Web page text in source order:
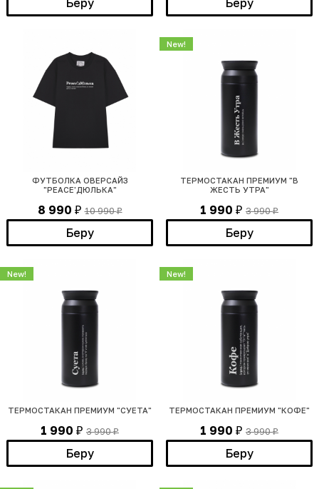
Беру Беру
ФУТБОЛКА ОВЕРСАЙЗ
"PEACE'ДЮЛЬКА"
8 990 ₽ 10 990₽
Беру
ТЕРМОСТАКАН ПРЕМИУМ "В
ЖЕСТЬ УТРА"
1 990 ₽ 3 990₽
Беру
New!
ТЕРМОСТАКАН ПРЕМИУМ "СУЕТА"
1 990 ₽ 3 990₽
Беру
New!
ТЕРМОСТАКАН ПРЕМИУМ "КОФЕ"
1 990 ₽ 3 990₽
Беру
New!